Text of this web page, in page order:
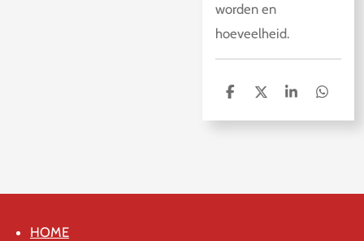
worden en
hoeveelheid.
D
l
D
e
S
a
D
l
HOME